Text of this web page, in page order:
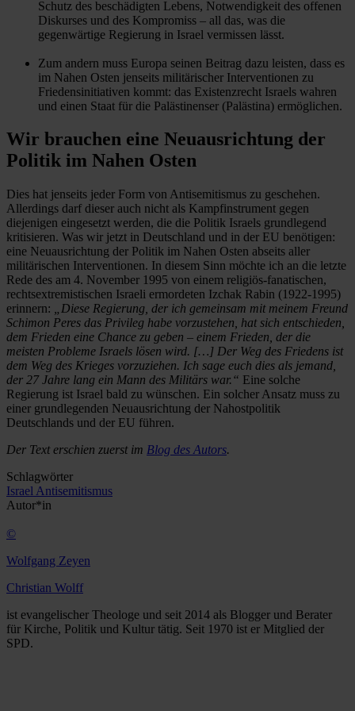
Schutz des beschädigten Lebens, Notwendigkeit des offenen
Diskurses und des Kompromiss – all das, was die
gegenwärtige Regierung in Israel vermissen lässt.
Zum andern muss Europa seinen Beitrag dazu leisten, dass es
im Nahen Osten jenseits militärischer Interventionen zu
Friedensinitiativen kommt: das Existenzrecht Israels wahren
und einen Staat für die Palästinenser (Palästina) ermöglichen.
Wir brauchen eine Neuausrichtung der
Politik im Nahen Osten
Dies hat jenseits jeder Form von Antisemitismus zu geschehen.
Allerdings darf dieser auch nicht als Kampfinstrument gegen
diejenigen eingesetzt werden, die die Politik Israels grundlegend
kritisieren. Was wir jetzt in Deutschland und in der EU benötigen:
eine Neuausrichtung der Politik im Nahen Osten abseits aller
militärischen Interventionen. In diesem Sinn möchte ich an die letzte
Rede des am 4. November 1995 von einem religiös-fanatischen,
rechtsextremistischen Israeli ermordeten Izchak Rabin (1922-1995)
erinnern:
„Diese Regierung, der ich gemeinsam mit meinem Freund
Schimon Peres das Privileg habe vorzustehen, hat sich entschieden,
dem Frieden eine Chance zu geben – einem Frieden, der die
meisten Probleme Israels lösen wird. […] Der Weg des Friedens ist
dem Weg des Krieges vorzuziehen. Ich sage euch dies als jemand,
der 27 Jahre lang ein Mann des Militärs war.“ Eine solche
Regierung ist Israel bald zu wünschen. Ein solcher Ansatz muss zu
einer grundlegenden Neuausrichtung der Nahostpolitik
Deutschlands und der EU führen.
Der Text erschien zuerst im Blog des Autors.
Schlagwörter
Israel Antisemitismus
Autor*in
©
Wolfgang Zeyen
Christian Wolff
ist evangelischer Theologe und seit 2014 als Blogger und Berater
für Kirche, Politik und Kultur tätig. Seit 1970 ist er Mitglied der
SPD.